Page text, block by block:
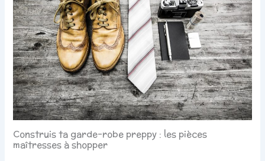
Construis ta garde-robe preppy : les pièces
maîtresses à shopper